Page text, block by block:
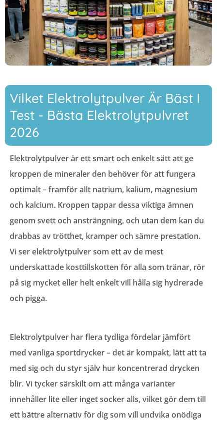
Vilket Elektrolytpulver Är Bäst I
Test - Bästa Elektrolytpulvret
2026
Elektrolytpulver är ett smart och enkelt sätt att ge
kroppen de mineraler den behöver för att fungera
optimalt – framför allt natrium, kalium, magnesium
och kalcium. Kroppen tappar dessa viktiga ämnen
genom svett och ansträngning, och utan dem kan du
drabbas av trötthet, kramper och sämre prestation.
Vi ser elektrolytpulver som ett av de mest
underskattade kosttillskotten för alla som tränar, rör
på sig mycket eller helt enkelt vill hålla sig hydrerade
och pigga.
Elektrolytpulver har flera tydliga fördelar jämfört
med vanliga sportdrycker – det är kompakt, lätt att ta
med sig och du styr själv hur koncentrerad drycken
blir. Vi tycker särskilt om att många varianter
innehåller lite eller inget socker alls, vilket gör dem till
ett bättre alternativ för dig som vill undvika onödiga